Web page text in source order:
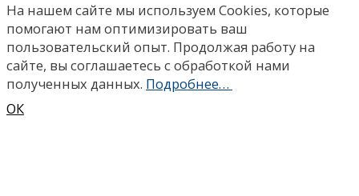
На нашем сайте мы используем Сookies, которые
помогают нам оптимизировать ваш
пользовательский опыт. Продолжая работу на
сайте, вы соглашаетесь с обработкой нами
полученных данных. Подробнее…
ОК